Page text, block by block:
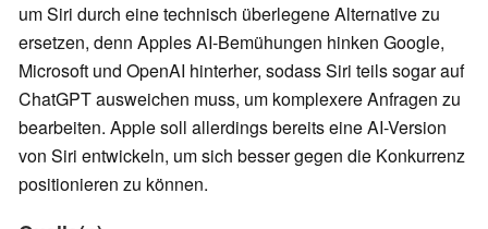
um Siri durch eine technisch überlegene Alternative zu
ersetzen, denn Apples AI-Bemühungen hinken Google,
Microsoft und OpenAI hinterher, sodass Siri teils sogar auf
ChatGPT ausweichen muss, um komplexere Anfragen zu
bearbeiten. Apple soll allerdings bereits eine AI-Version
von Siri entwickeln, um sich besser gegen die Konkurrenz
positionieren zu können.